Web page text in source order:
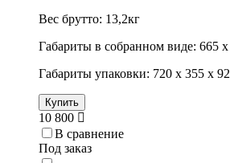
Вес брутто: 13,2кг
Габариты в собранном виде: 665
Габариты упаковки: 720 х 355 х
Купить
10 800
В сравнение
Под заказ